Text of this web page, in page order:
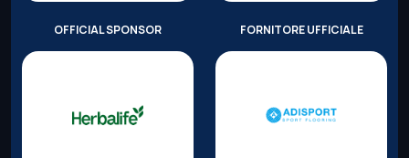
OFFICIAL SPONSOR FORNITORE UFFICIALE